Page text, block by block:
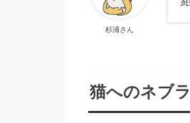
杉浦さん
猫へのネブ